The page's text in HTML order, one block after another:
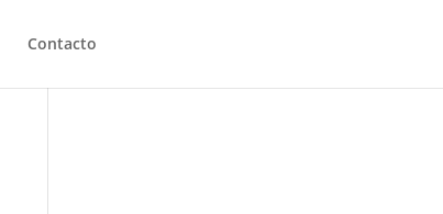
Contacto